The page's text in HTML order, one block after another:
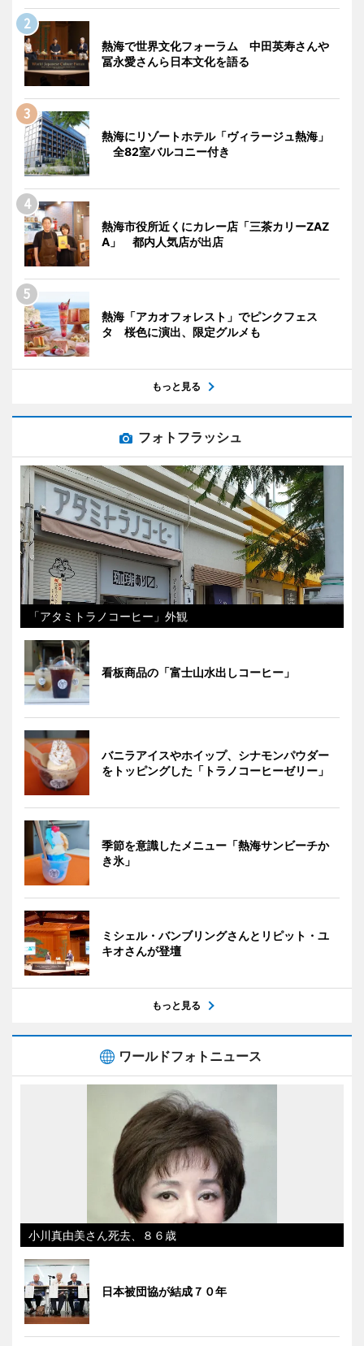
熱海で世界文化フォーラム 中田英寿さんや
冨永愛さんら日本文化を語る
熱海にリゾートホテル「ヴィラージュ熱海」
全82室バルコニー付き
熱海市役所近くにカレー店「三茶カリーZAZ
A」 都内人気店が出店
熱海「アカオフォレスト」でピンクフェス
タ 桜色に演出、限定グルメも
もっと見る
フォトフラッシュ
「アタミトラノコーヒー」外観
看板商品の「富士山水出しコーヒー」
バニラアイスやホイップ、シナモンパウダー
をトッピングした「トラノコーヒーゼリー」
季節を意識したメニュー「熱海サンビーチか
き氷」
ミシェル・バンブリングさんとリピット・ユ
キオさんが登壇
もっと見る
ワールドフォトニュース
小川真由美さん死去、８６歳
日本被団協が結成７０年